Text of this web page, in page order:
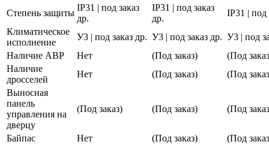
Степень защиты
IP31 | под заказ
др.
IP31 | под заказ
др.
IP31 | под
Климатическое
исполнение
У3 | под заказ др. У3 | под заказ др. У3 | под
Наличие АВР
Нет (Под заказ)
(Под
Наличие
дросселей
Нет (Под заказ)
(Под
Выносная
панель
управления на
дверцу
(Под заказ) (Под заказ) (Под
Байпас Нет (Под заказ) (Под